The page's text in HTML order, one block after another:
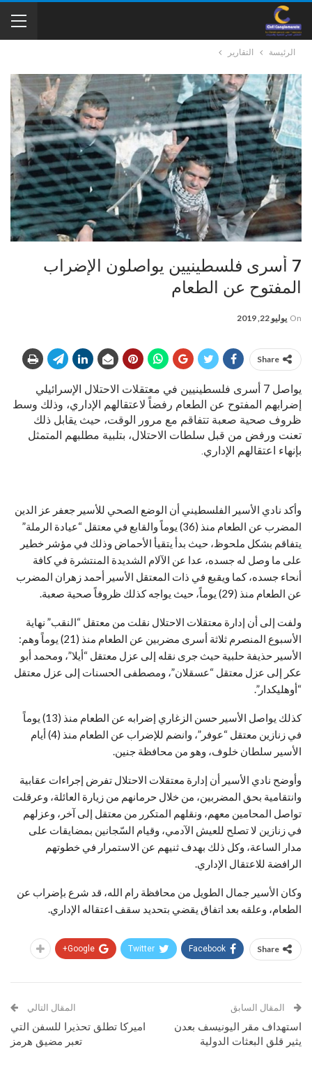
الرئيسة التقارير
7 أسرى فلسطينيين يواصلون الإضراب
المفتوح عن الطعام
On يوليو 22, 2019
Share
يواصل 7 أسرى فلسطينيين في معتقلات الاحتلال الإسرائيلي
إضرابهم المفتوح عن الطعام رفضاً لاعتقالهم الإداري، وذلك وسط
ظروف صحية صعبة تتفاقم مع مرور الوقت، حيث يقابل ذلك
تعنت ورفض من قبل سلطات الاحتلال، بتلبية مطلبهم المتمثل
بإنهاء اعتقالهم الإداري.
وأكد نادي الأسير الفلسطيني أن الوضع الصحي للأسير جعفر عز الدين
المضرب عن الطعام منذ (36) يوماً والقابع في معتقل “عيادة الرملة”
يتفاقم بشكل ملحوظ، حيث بدأ يتقيأ الأحماض وذلك في مؤشر خطير
على ما وصل له جسده، عدا عن الآلام الشديدة المنتشرة في كافة
أنحاء جسده، كما ويقبع في ذات المعتقل الأسير أحمد زهران المضرب
عن الطعام منذ (29) يوماً، حيث يواجه كذلك ظروفاً صحية صعبة.
ولفت إلى أن إدارة معتقلات الاحتلال نقلت من معتقل “النقب” نهاية
الأسبوع المنصرم ثلاثة أسرى مضربين عن الطعام منذ (21) يوماً وهم:
الأسير حذيفة حلبية حيث جرى نقله إلى عزل معتقل “أيلا”، ومحمد أبو
عكر إلى عزل معتقل “عسقلان”، ومصطفى الحسنات إلى عزل معتقل
“أوهليكدار”.
كذلك يواصل الأسير حسن الزغاري إضرابه عن الطعام منذ (13) يوماً
في زنازين معتقل “عوفر”، وانضم للإضراب عن الطعام منذ (4) أيام
الأسير سلطان خلوف، وهو من محافظة جنين.
وأوضح نادي الأسير أن إدارة معتقلات الاحتلال تفرض إجراءات عقابية
وانتقامية بحق المضربين، من خلال حرمانهم من زيارة العائلة، وعرقلت
تواصل المحامين معهم، ونقلهم المتكرر من معتقل إلى آخر، وعزلهم
في زنازين لا تصلح للعيش الآدمي، وقيام السّجانين بمضايقات على
مدار الساعة، وكل ذلك بهدف ثنيهم عن الاستمرار في خطوتهم
الرافضة للاعتقال الإداري.
وكان الأسير جمال الطويل من محافظة رام الله، قد شرع بإضراب عن
الطعام، وعلقه بعد اتفاق يقضي بتحديد سقف اعتقاله الإداري.
Share
Facebook
Twitter
Google+
المقال السابق
استهداف مقر اليونيسف بعدن
يثير قلق البعثات الدولية
المقال التالي
اميركا تطلق تحذيرا للسفن التي
تعبر مضيق هرمز